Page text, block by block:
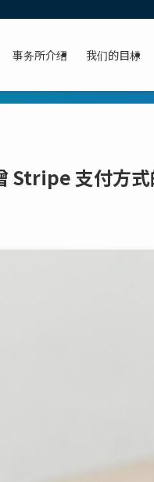
事务所介绍 我们的目标
Stripe 支付方式